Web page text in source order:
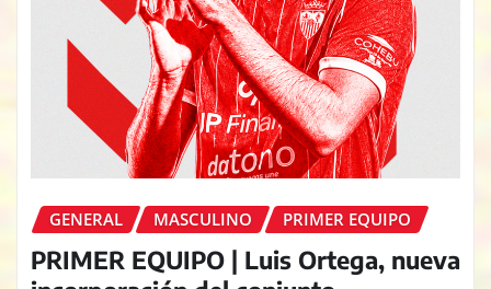
GENERAL MASCULINO PRIMER EQUIPO
PRIMER EQUIPO | Luis Ortega, nueva